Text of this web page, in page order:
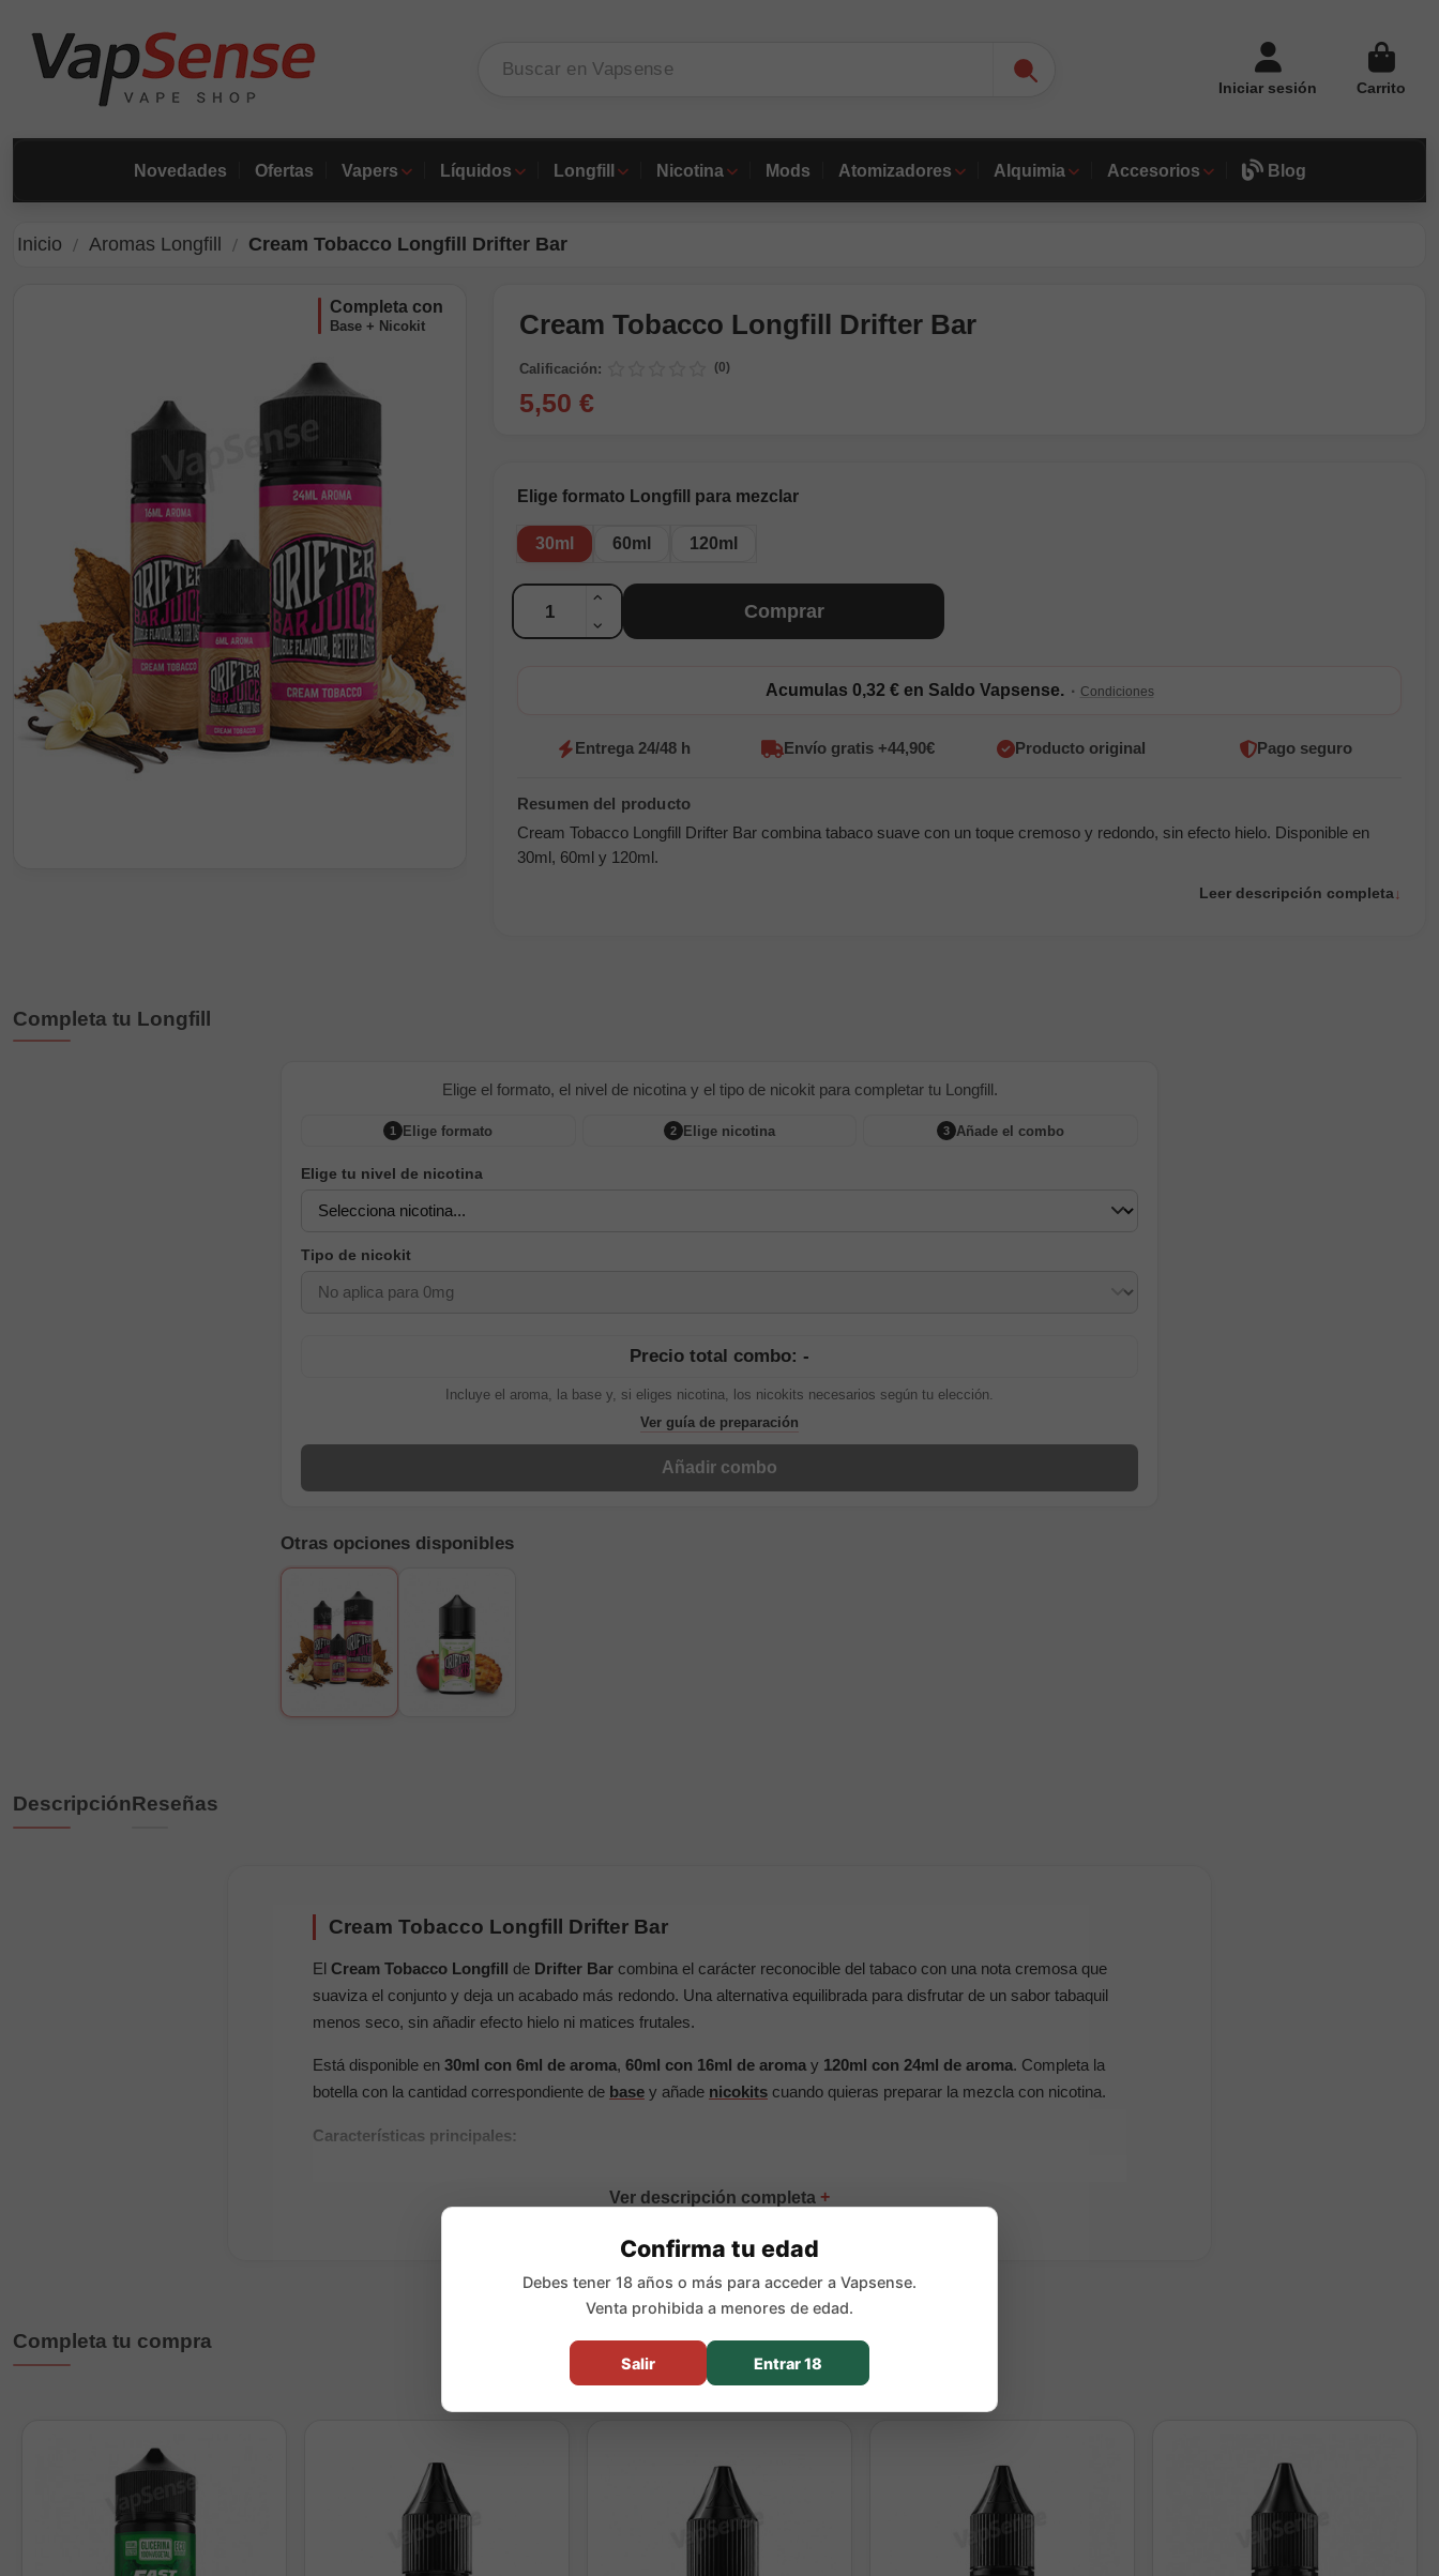
Iniciar sesión Carrito
Novedades Ofertas Vapers Líquidos Longfill Nicotina Mods Atomizadores Alquimia Accesorios Blog
Inicio Aromas Longfill Cream Tobacco Longfill Drifter Bar
completa con
Base + Nicokit Cream Tobacco Longfill Drifter Bar
Calificación: (0)
5,50 €
Elige formato Longfill para mezclar
30ml 60ml 120ml
Cantidad
Comprar
Acumulas 0,32 € en Saldo Vapsense. · Condiciones
Entrega 24/48 h Envío gratis +44,90€ Producto original Pago seguro
Cream Tobacco Longfill Drifter Bar combina tabaco suave con un toque cremoso y redondo, sin efecto hielo. Disponible en
30ml, 60ml y 120ml.
Leer descripción completa
Completa tu Longfill
Elige el formato, el nivel de nicotina y el tipo de nicokit para completar tu Longfill.
1 Elige formato 2 Elige nicotina 3 Añade el combo
Elige tu nivel de nicotina
Tipo de nicokit
Precio total combo: -
Incluye el aroma, la base y, si eliges nicotina, los nicokits necesarios según tu elección.
Ver guía de preparación
Añadir combo
Otras opciones disponibles
DescripciónReseñas
Cream Tobacco Longfill Drifter Bar
El Cream Tobacco Longfill de Drifter Bar combina el carácter reconocible del tabaco con una nota cremosa que
suaviza el conjunto y deja un acabado más redondo. Una alternativa equilibrada para disfrutar de un sabor tabaquil
menos seco, sin añadir efecto hielo ni matices frutales.
Está disponible en 30ml con 6ml de aroma, 60ml con 16ml de aromay 120ml con 24ml de aroma. Completa la
botella con la cantidad correspondiente de base y añade nicokits cuando quieras preparar la mezcla con nicotina.
Características principales:
aroma Longfill concentrado
tabaco suave con un toque cremoso y redondo
30ml con 6ml de aroma, 60ml con 16ml de aroma y 120ml con 24ml de aroma
24ml en 30ml, 44ml en 60ml y 96ml en 120ml
20% en 30ml, 26,67% en 60ml y 20% en 120ml
Base del aroma:100% PG
botella PET con cierre seguro
Completa tu compra
Confirma tu edad
Debes tener 18 años o más para acceder a Vapsense.
Venta prohibida a menores de edad.
Salir Entrar 18